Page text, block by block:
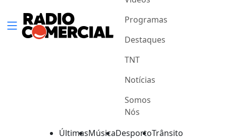
Programas
Destaques
TNT
Notícias
Somos
Nós
ÚltimasMúsicaDesportoTrânsito